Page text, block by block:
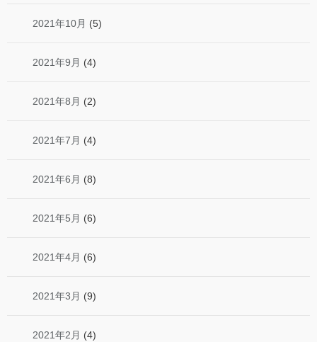
2021年10月 (5)
2021年9月 (4)
2021年8月 (2)
2021年7月 (4)
2021年6月 (8)
2021年5月 (6)
2021年4月 (6)
2021年3月 (9)
2021年2月 (4)